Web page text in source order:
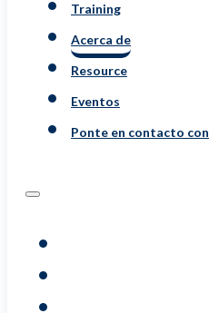
Training
Acerca de
Resource
Eventos
Ponte en contacto con